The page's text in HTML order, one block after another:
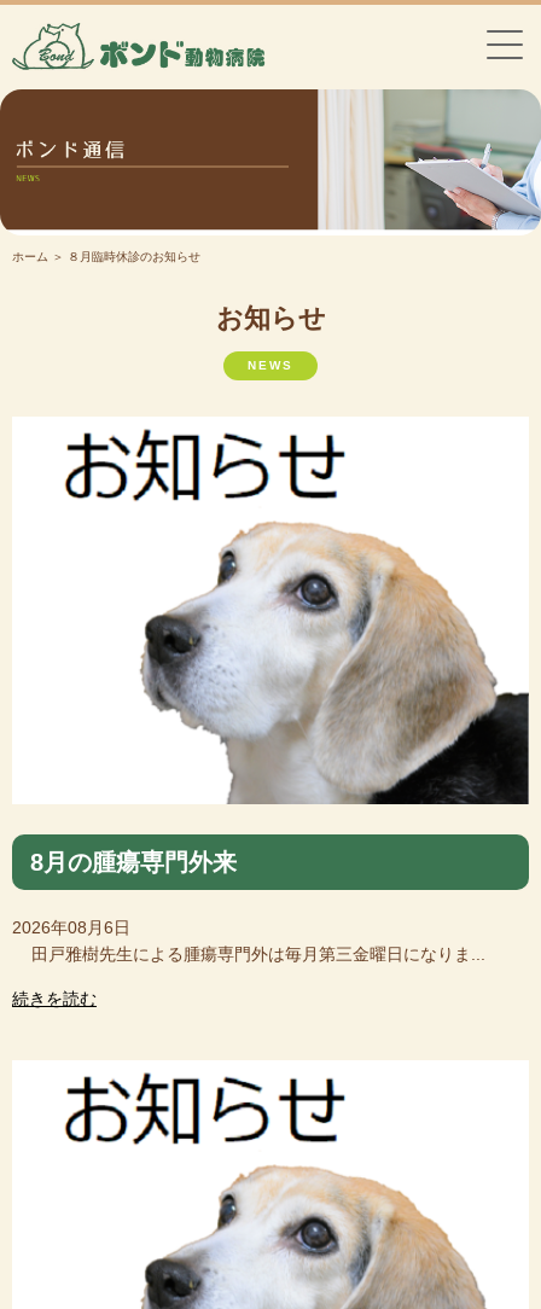
ホーム ＞ ８月臨時休診のお知らせ
お知らせ
NEWS
8月の腫瘍専門外来
2026年08月6日
田戸雅樹先生による腫瘍専門外は毎月第三金曜日になりま...
続きを読む